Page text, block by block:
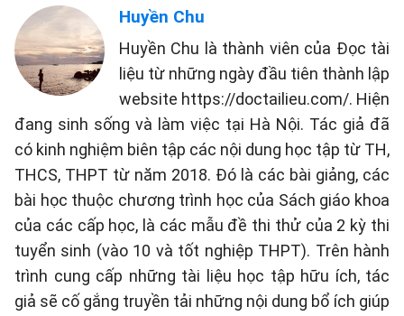
Huyền Chu
Huyền Chu là thành viên của Đọc tài
liệu từ những ngày đầu tiên thành lập
website https://doctailieu.com/. Hiện
đang sinh sống và làm việc tại Hà Nội. Tác giả đã
có kinh nghiệm biên tập các nội dung học tập từ TH,
THCS, THPT từ năm 2018. Đó là các bài giảng, các
bài học thuộc chương trình học của Sách giáo khoa
của các cấp học, là các mẫu đề thi thử của 2 kỳ thi
tuyển sinh (vào 10 và tốt nghiệp THPT). Trên hành
trình cung cấp những tài liệu học tập hữu ích, tác
giả sẽ cố gắng truyền tải những nội dung bổ ích giúp